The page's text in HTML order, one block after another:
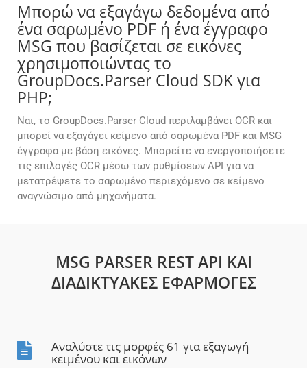
Μπορώ να εξαγάγω δεδομένα από
ένα σαρωμένο PDF ή ένα έγγραφο
MSG που βασίζεται σε εικόνες
χρησιμοποιώντας το
GroupDocs.Parser Cloud SDK για
PHP;
Ναι, το GroupDocs.Parser Cloud περιλαμβάνει OCR και
μπορεί να εξαγάγει κείμενο από σαρωμένα PDF και MSG
έγγραφα με βάση εικόνες. Μπορείτε να ενεργοποιήσετε
τις επιλογές OCR μέσω των ρυθμίσεων API για να
μετατρέψετε το σαρωμένο περιεχόμενο σε κείμενο
αναγνώσιμο από μηχανήματα.
MSG PARSER REST API ΚΑΙ
ΔΙΑΔΙΚΤΥΑΚΈΣ ΕΦΑΡΜΟΓΈΣ
Αναλύστε τις μορφές 61 για εξαγωγή
κειμένου και εικόνων